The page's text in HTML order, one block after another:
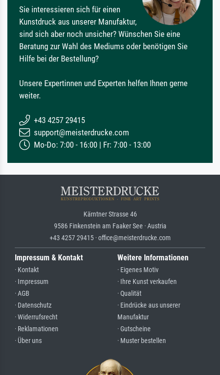
Sie interessieren sich für einen
Kunstdruck aus unserer Manufaktur,
sind sich aber noch unsicher? Wünschen Sie eine
Beratung zur Wahl des Mediums oder benötigen Sie
Hilfe bei der Bestellung?
Unsere Expertinnen und Experten helfen Ihnen gerne
weiter.
+43 4257 29415
support@meisterdrucke.com
Mo-Do: 7:00 - 16:00 | Fr: 7:00 - 13:00
Kärntner Strasse 46
9586 Finkenstein am Faaker See · Austria
+43 4257 29415 · office@meisterdrucke.com
Impressum & Kontakt
· Kontakt
· Impressum
· AGB
· Datenschutz
· Widerrufsrecht
· Reklamationen
· Über uns
Weitere Informationen
· Eigenes Motiv
· Ihre Kunst verkaufen
· Qualität
· Eindrücke aus unserer
Manufaktur
· Gutscheine
· Muster bestellen